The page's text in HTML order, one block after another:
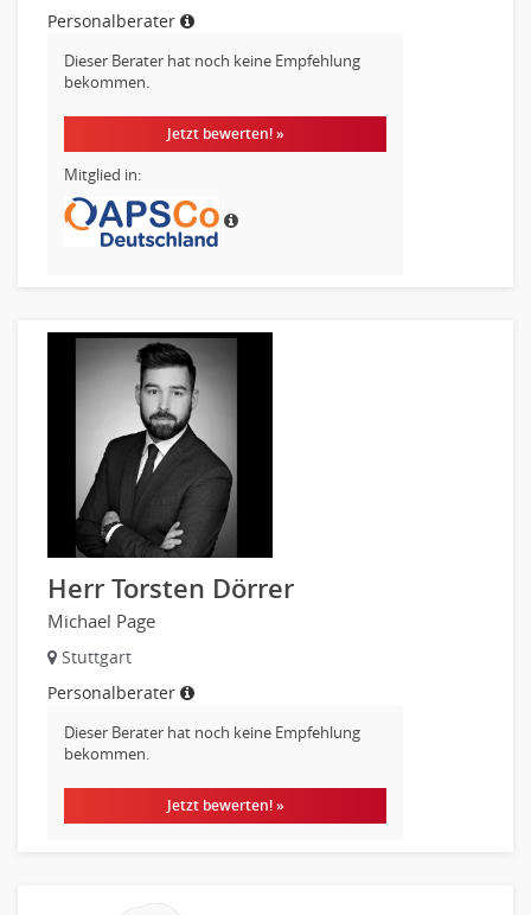
Pre-Sales
Telesales
Verkauf (Handel)
Personalberater
Dieser Berater hat noch keine Empfehlung
bekommen.
Jetzt bewerten! »
Mitglied in:
Herr Torsten Dörrer
Michael Page
Stuttgart
Personalberater
Dieser Berater hat noch keine Empfehlung
bekommen.
Jetzt bewerten! »